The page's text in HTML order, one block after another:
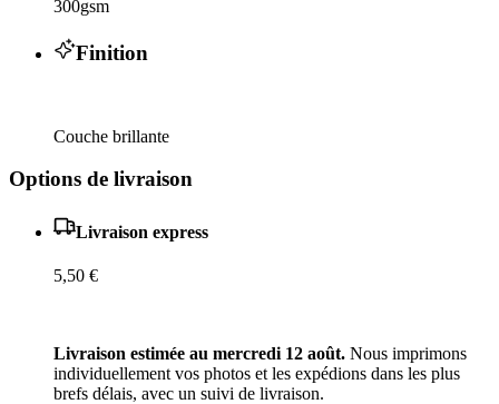
300gsm
Finition
Couche brillante
Options de livraison
Livraison express
5,50 €
Livraison estimée au mercredi 12 août. Nous imprimons
individuellement vos photos et les expédions dans les plus
brefs délais, avec un suivi de livraison.